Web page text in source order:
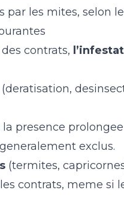
les mites, selon
contrats,
la presence
exclus.
(termites,
contrats, meme si